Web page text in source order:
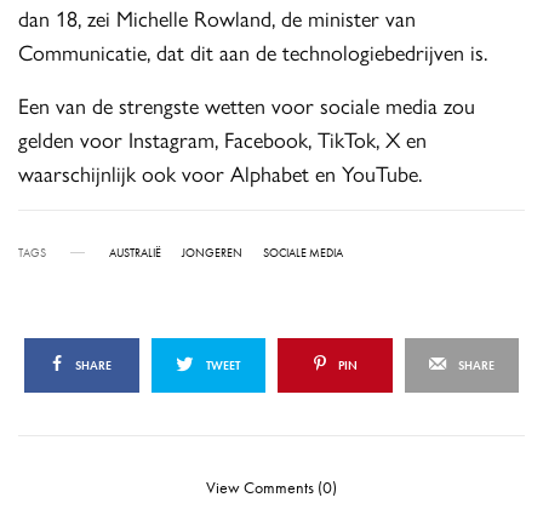
dan 18, zei Michelle Rowland, de minister van
Communicatie, dat dit aan de technologiebedrijven is.
Een van de strengste wetten voor sociale media zou
gelden voor Instagram, Facebook, TikTok, X en
waarschijnlijk ook voor Alphabet en YouTube.
TAGS AUSTRALIË JONGEREN SOCIALE MEDIA
SHARE TWEET PIN SHARE
View Comments (0)